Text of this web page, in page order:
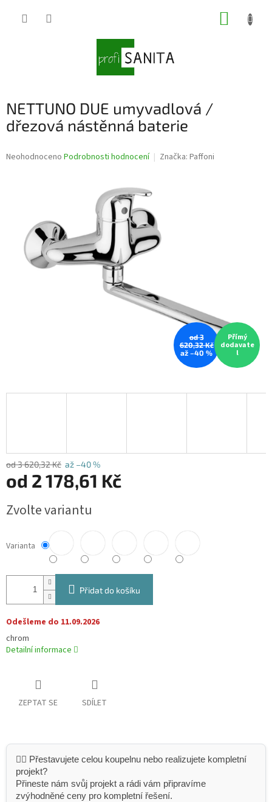
NETTUNO DUE umyvadlová /
dřezová nástěnná baterie
Průměrné
hvězdiček.
Neohodnoceno Podrobnosti hodnocení Značka: Paffoni
od 3
620,32 Kč
až –40 %
Přímý
dodavate
l
od 3 620,32 Kč až –40 %
od 2 178,61 Kč
cena:
Zvolte variantu
Varianta
Přidat do košíku
Odešleme do 11.09.2026
chrom
Detailní informace
ZEPTAT SE SDÍLET
👷‍♂️ Přestavujete celou koupelnu nebo realizujete kompletní
projekt?
Přineste nám svůj projekt a rádi vám připravíme
zvýhodněné ceny pro kompletní řešení.